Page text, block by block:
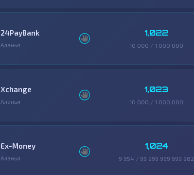
24PayBank
Аланья
1,022
10 000 / 1 000 000
Xchange
Аланья
1,023
10 000 / 1 000 000
Ex-Money
Аланья
1,024
9 954 / 99 999 999 999 982